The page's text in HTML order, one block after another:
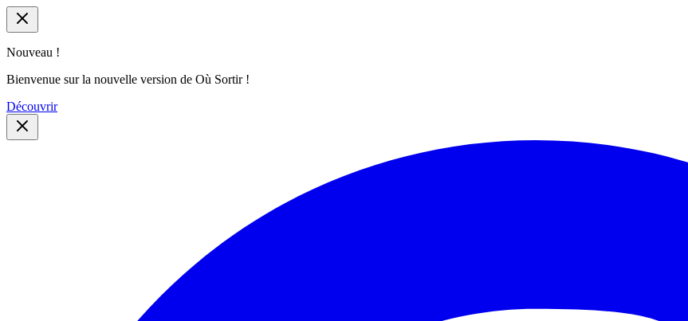
Nouveau !
Bienvenue sur la nouvelle version de Où Sortir !
Découvrir